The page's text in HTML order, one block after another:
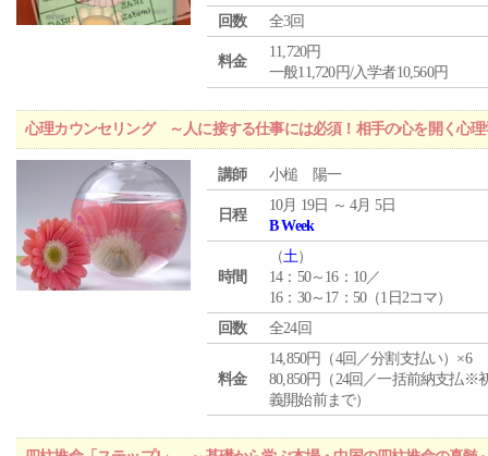
回数
全3回
料金
11,720円
一般11,720円/入学者10,560円
心理カウンセリング ～人に接する仕事には必須！相手の心を開く心理
講師 小槌 陽一
日程
10月 19日 ～ 4月 5日
B Week
時間
（土）
14：50～16：10／
16：30～17：50（1日2コマ）
回数
全24回
料金
14,850円（4回／分割支払い）×6
80,850円（24回／一括前納支払※
義開始前まで）